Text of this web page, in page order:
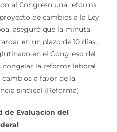
al Congreso una reforma
de cambios a la Ley
aseguró que la minuta
en un plazo de 10 días..
en el Congreso del
congelar la reforma laboral
cambios a favor de la
sindical (Reforma).
de Evaluación del